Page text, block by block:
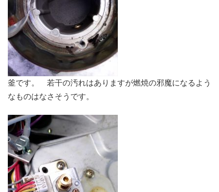
釜です。 若干の汚れはありますが燃焼の邪魔になるよう
なものはなさそうです。